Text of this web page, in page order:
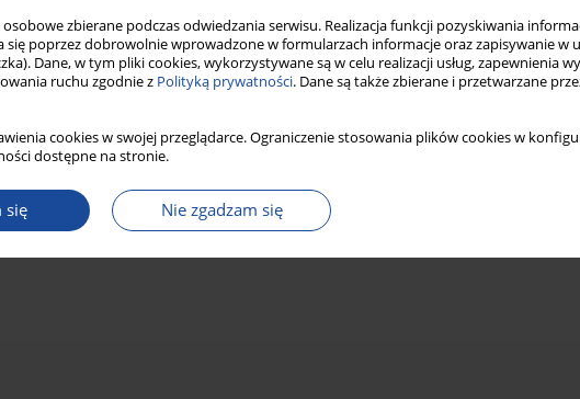
zbierane podczas odwiedzania serwisu. Realizacja funkcji pozyskiwania
się poprzez dobrowolnie wprowadzone w formularzach informacje oraz zapisywanie w
Dane, w tym pliki cookies, wykorzystywane są w celu realizacji usług, zapewnienia
ruchu zgodnie z Polityką prywatności. Dane są także zbierane i przetwarzane
cookies w swojej przeglądarce. Ograniczenie stosowania plików cookies w
dostępne na stronie.
się Nie zgadzam się